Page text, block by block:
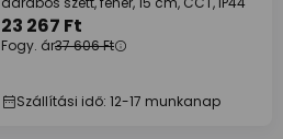
23 267 Ft
Fogy. ár37 606 Ft
Szállítási idő: 12-17 munkanap